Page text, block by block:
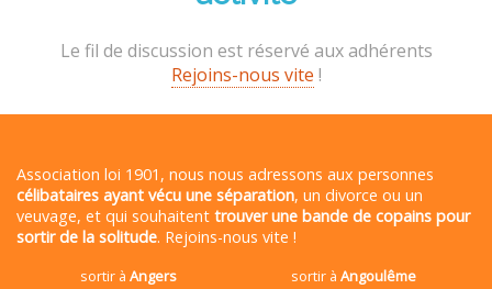
Le fil de discussion est réservé aux adhérents
Rejoins-nous vite !
Association loi 1901, nous nous adressons aux personnes
célibataires ayant vécu une séparation, un divorce ou un
veuvage, et qui souhaitent trouver une bande de copains pour
sortir de la solitude. Rejoins-nous vite !
sortir àAngers sortir àAngoulême